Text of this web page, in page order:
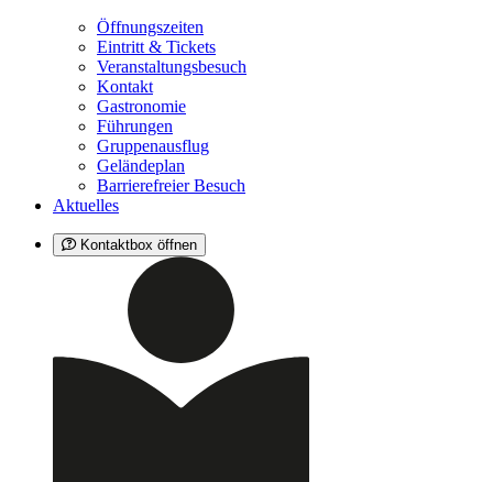
Öffnungszeiten
Eintritt & Tickets
Veranstaltungsbesuch
Kontakt
Gastronomie
Führungen
Gruppenausflug
Geländeplan
Barrierefreier Besuch
Aktuelles
Kontaktbox öffnen